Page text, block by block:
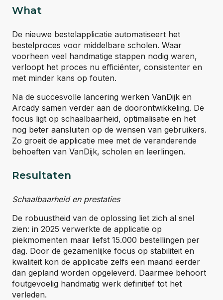
What
De nieuwe bestelapplicatie automatiseert het
bestelproces voor middelbare scholen. Waar
voorheen veel handmatige stappen nodig waren,
verloopt het proces nu efficiënter, consistenter en
met minder kans op fouten.
Na de succesvolle lancering werken VanDijk en
Arcady samen verder aan de doorontwikkeling. De
focus ligt op schaalbaarheid, optimalisatie en het
nog beter aansluiten op de wensen van gebruikers.
Zo groeit de applicatie mee met de veranderende
behoeften van VanDijk, scholen en leerlingen.
Resultaten
Schaalbaarheid en prestaties
De robuustheid van de oplossing liet zich al snel
zien: in 2025 verwerkte de applicatie op
piekmomenten maar liefst 15.000 bestellingen per
dag. Door de gezamenlijke focus op stabiliteit en
kwaliteit kon de applicatie zelfs een maand eerder
dan gepland worden opgeleverd. Daarmee behoort
foutgevoelig handmatig werk definitief tot het
verleden.